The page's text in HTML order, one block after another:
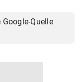
Quelle